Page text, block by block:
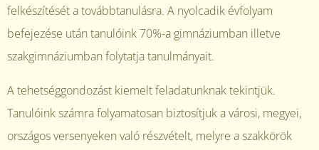
felkészítését a továbbtanulásra. A nyolcadik évfolyam
befejezése után tanulóink 70%-a gimnáziumban illetve
szakgimnáziumban folytatja tanulmányait.
A tehetséggondozást kiemelt feladatunknak tekintjük.
Tanulóink számra folyamatosan biztosítjuk a városi, megyei,
országos versenyeken való részvételt, melyre a szakkörök